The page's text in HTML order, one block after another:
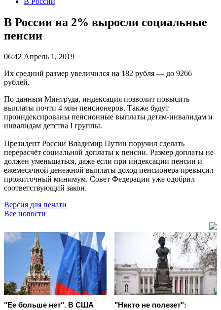
В России на 2% выросли социальные
пенсии
06:42 Апрель 1, 2019
Их средний размер увеличился на 182 рубля — до 9266
рублей.
По данным Минтруда, индексация позволит повысить
выплаты почти 4 млн пенсионеров. Также будут
проиндексированы пенсионные выплаты детям-инвалидам и
инвалидам детства I группы.
Президент России Владимир Путин поручил сделать
перерасчёт социальной доплаты к пенсии. Размер доплаты не
должен уменьшаться, даже если при индексации пенсии и
ежемесячной денежной выплаты доход пенсионера превысил
прожиточный минимум. Совет Федерации уже одобрил
соответствующий закон.
Версия для печати
Все новости
"Ее больше нет". В США
"Никто не полезет":